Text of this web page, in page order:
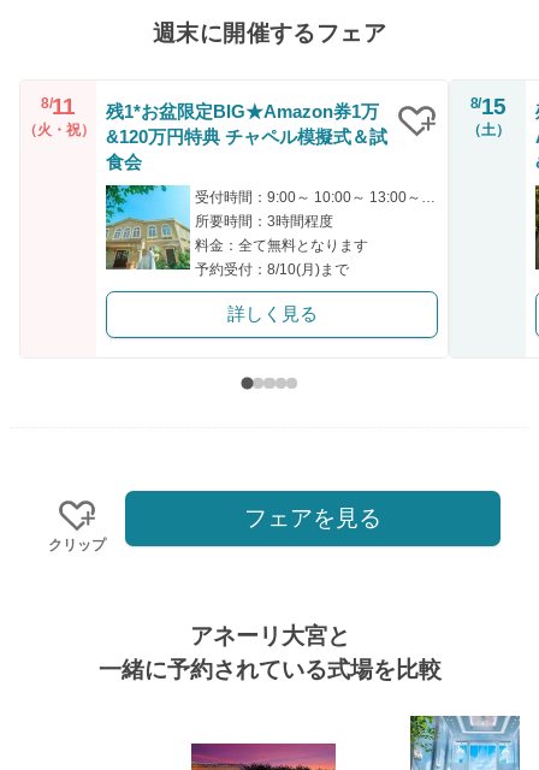
週末に開催するフェア
8/11
（火・祝）
残1*お盆限定BIG★Amazon券1万
&120万円特典 チャペル模擬式＆試
食会
受付時間：9:00～ 10:00～ 13:00～ 16:00～ 18:00～
所要時間：3時間程度
料金：全て無料となります
予約受付：8/10(月)まで
詳しく見る
8/15
（土）
クリップ
フェアを見る
アネーリ大宮と
一緒に予約されている式場を比較